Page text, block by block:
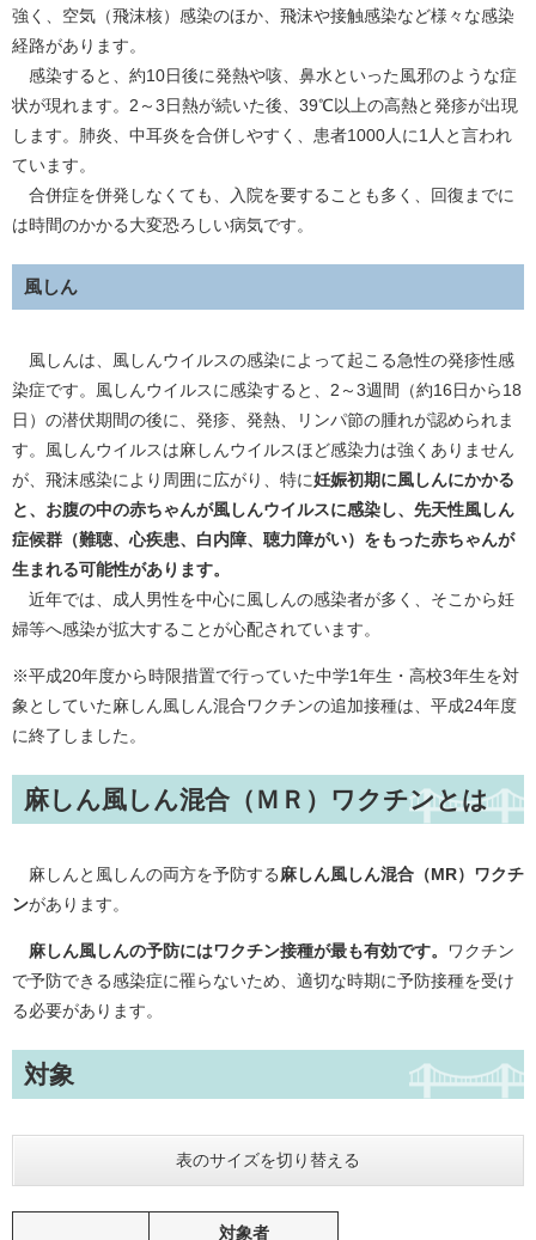
強く、空気（飛沫核）感染のほか、飛沫や接触感染など様々な感染
経路があります。
感染すると、約10日後に発熱や咳、鼻水といった風邪のような症
状が現れます。2～3日熱が続いた後、39℃以上の高熱と発疹が出現
します。肺炎、中耳炎を合併しやすく、患者1000人に1人と言われ
ています。
合併症を併発しなくても、入院を要することも多く、回復までに
は時間のかかる大変恐ろしい病気です。
風しん
風しんは、風しんウイルスの感染によって起こる急性の発疹性感
染症です。風しんウイルスに感染すると、2～3週間（約16日から18
日）の潜伏期間の後に、発疹、発熱、リンパ節の腫れが認められま
す。風しんウイルスは麻しんウイルスほど感染力は強くありません
が、飛沫感染により周囲に広がり、特に妊娠初期に風しんにかかる
と、お腹の中の赤ちゃんが風しんウイルスに感染し、先天性風しん
症候群（難聴、心疾患、白内障、聴力障がい）をもった赤ちゃんが
生まれる可能性があります。
近年では、成人男性を中心に風しんの感染者が多く、そこから妊
婦等へ感染が拡大することが心配されています。
※平成20年度から時限措置で行っていた中学1年生・高校3年生を対
象としていた麻しん風しん混合ワクチンの追加接種は、平成24年度
に終了しました。
麻しん風しん混合（ＭＲ）ワクチンとは
麻しんと風しんの両方を予防する麻しん風しん混合（MR）ワクチ
ンがあります。
麻しん風しんの予防にはワクチン接種が最も有効です。
ワクチン
で予防できる感染症に罹らないため、適切な時期に予防接種を受け
る必要があります。​
対象
表のサイズを切り替える
対象者